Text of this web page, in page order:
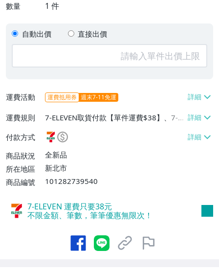
數量 1 件
自動出價 直接出價
運費活動 運費抵用券 週末7-11免運
運費規則
7-ELEVEN取貨付款【單件運費$38】、7-EL
EVEN取貨不付款【單件運費$38】、郵局掛
號【單件運費$60、滿20件或消費滿$5000
0免運費】
付款方式
商品狀況
全新品
所在地區
新北市
商品編號
101282739540
7-ELEVEN 運費只要38元
不限金額、筆數，筆筆優惠無限次！